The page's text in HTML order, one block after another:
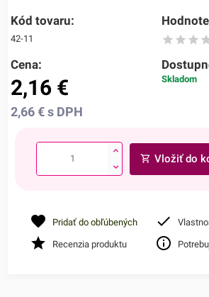
Kód tovaru:
42-11
Cena:
2,16 €
2,66€ s DPH
Skladom
Vložiť do
Pridať do obľúbených
Recenzia produktu